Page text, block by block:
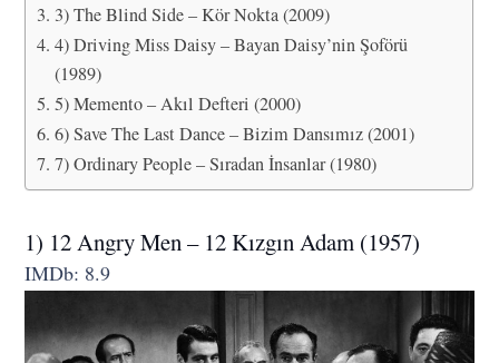
3) The Blind Side – Kör Nokta (2009)
4) Driving Miss Daisy – Bayan Daisy’nin Şoförü
(1989)
5) Memento – Akıl Defteri (2000)
6) Save The Last Dance – Bizim Dansımız (2001)
7) Ordinary People – Sıradan İnsanlar (1980)
1) 12 Angry Men – 12 Kızgın Adam (1957)
IMDb: 8.9